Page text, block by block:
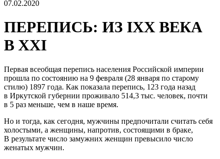
07.02.2020
ПЕРЕПИСЬ: ИЗ IXX ВЕКА
В XXI
Первая всеобщая перепись населения Российской империи
прошла по состоянию на 9 февраля (28 января по старому
стилю) 1897 года. Как показала перепись, 123 года назад
в Иркутской губернии проживало 514,3 тыс. человек, почти
в 5 раз меньше, чем в наше время.
Но и тогда, как сегодня, мужчины предпочитали считать себя
холостыми, а женщины, напротив, состоящими в браке,
В результате число замужних женщин превысило число
женатых мужчин.